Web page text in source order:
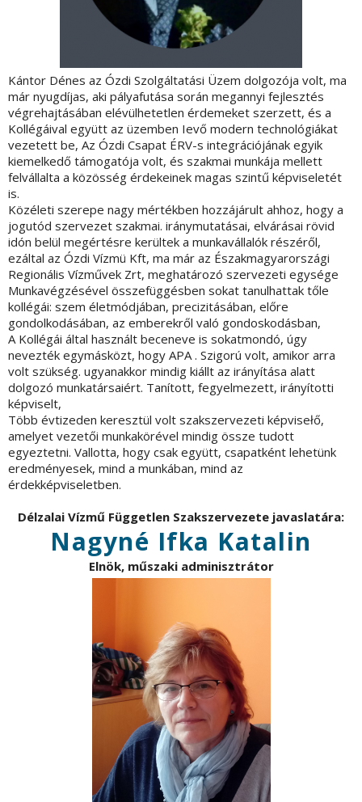
Kántor Dénes az Ózdi Szolgáltatási Üzem dolgozója volt, ma
már nyugdíjas, aki pályafutása során megannyi fejlesztés
végrehajtásában elévülhetetlen érdemeket szerzett, és a
Kollégáival együtt az üzemben Ievő modern technológiákat
vezetett be, Az Ózdi Csapat ÉRV-s integrációjának egyik
kiemelkedő támogatója volt, és szakmai munkája mellett
felvállalta a közösség érdekeinek magas szintű képviseletét
is.
Közéleti szerepe nagy mértékben hozzájárult ahhoz, hogy a
jogutód szervezet szakmai. iránymutatásai, elvárásai rövid
idón belül megértésre kerültek a munkavállalók részéről,
ezáltal az Ózdi Vízmü Kft, ma már az Északmagyarországi
Regionális Vízművek Zrt, meghatározó szervezeti egysége
Munkavégzésével összefüggésben sokat tanulhattak tőle
kollégái: szem életmódjában, precizitásában, előre
gondolkodásában, az emberekről való gondoskodásban,
A Kollégái által használt beceneve is sokatmondó, úgy
nevezték egymásközt, hogy APA . Szigorú volt, amikor arra
volt szükség. ugyanakkor mindig kiállt az irányítása alatt
dolgozó munkatársaiért. Tanított, fegyelmezett, irányítotti
képviselt,
Több évtizeden keresztül volt szakszervezeti képvisełő,
amelyet vezetői munkakörével mindig össze tudott
egyeztetni. Vallotta, hogy csak együtt, csapatként lehetünk
eredményesek, mind a munkában, mind az
érdekképviseletben.
Délzalai Vízmű Független Szakszervezete javaslatára:
Nagyné Ifka Katalin
Elnök, műszaki adminisztrátor